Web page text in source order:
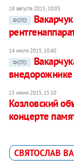
18 августа 2015, 10:03
ФОТО
14 июля 2015, 10:40
ФОТО
внедорожнике
15 июня 2015, 15:10
Козловский
концерте
СВЯТОСЛАВ